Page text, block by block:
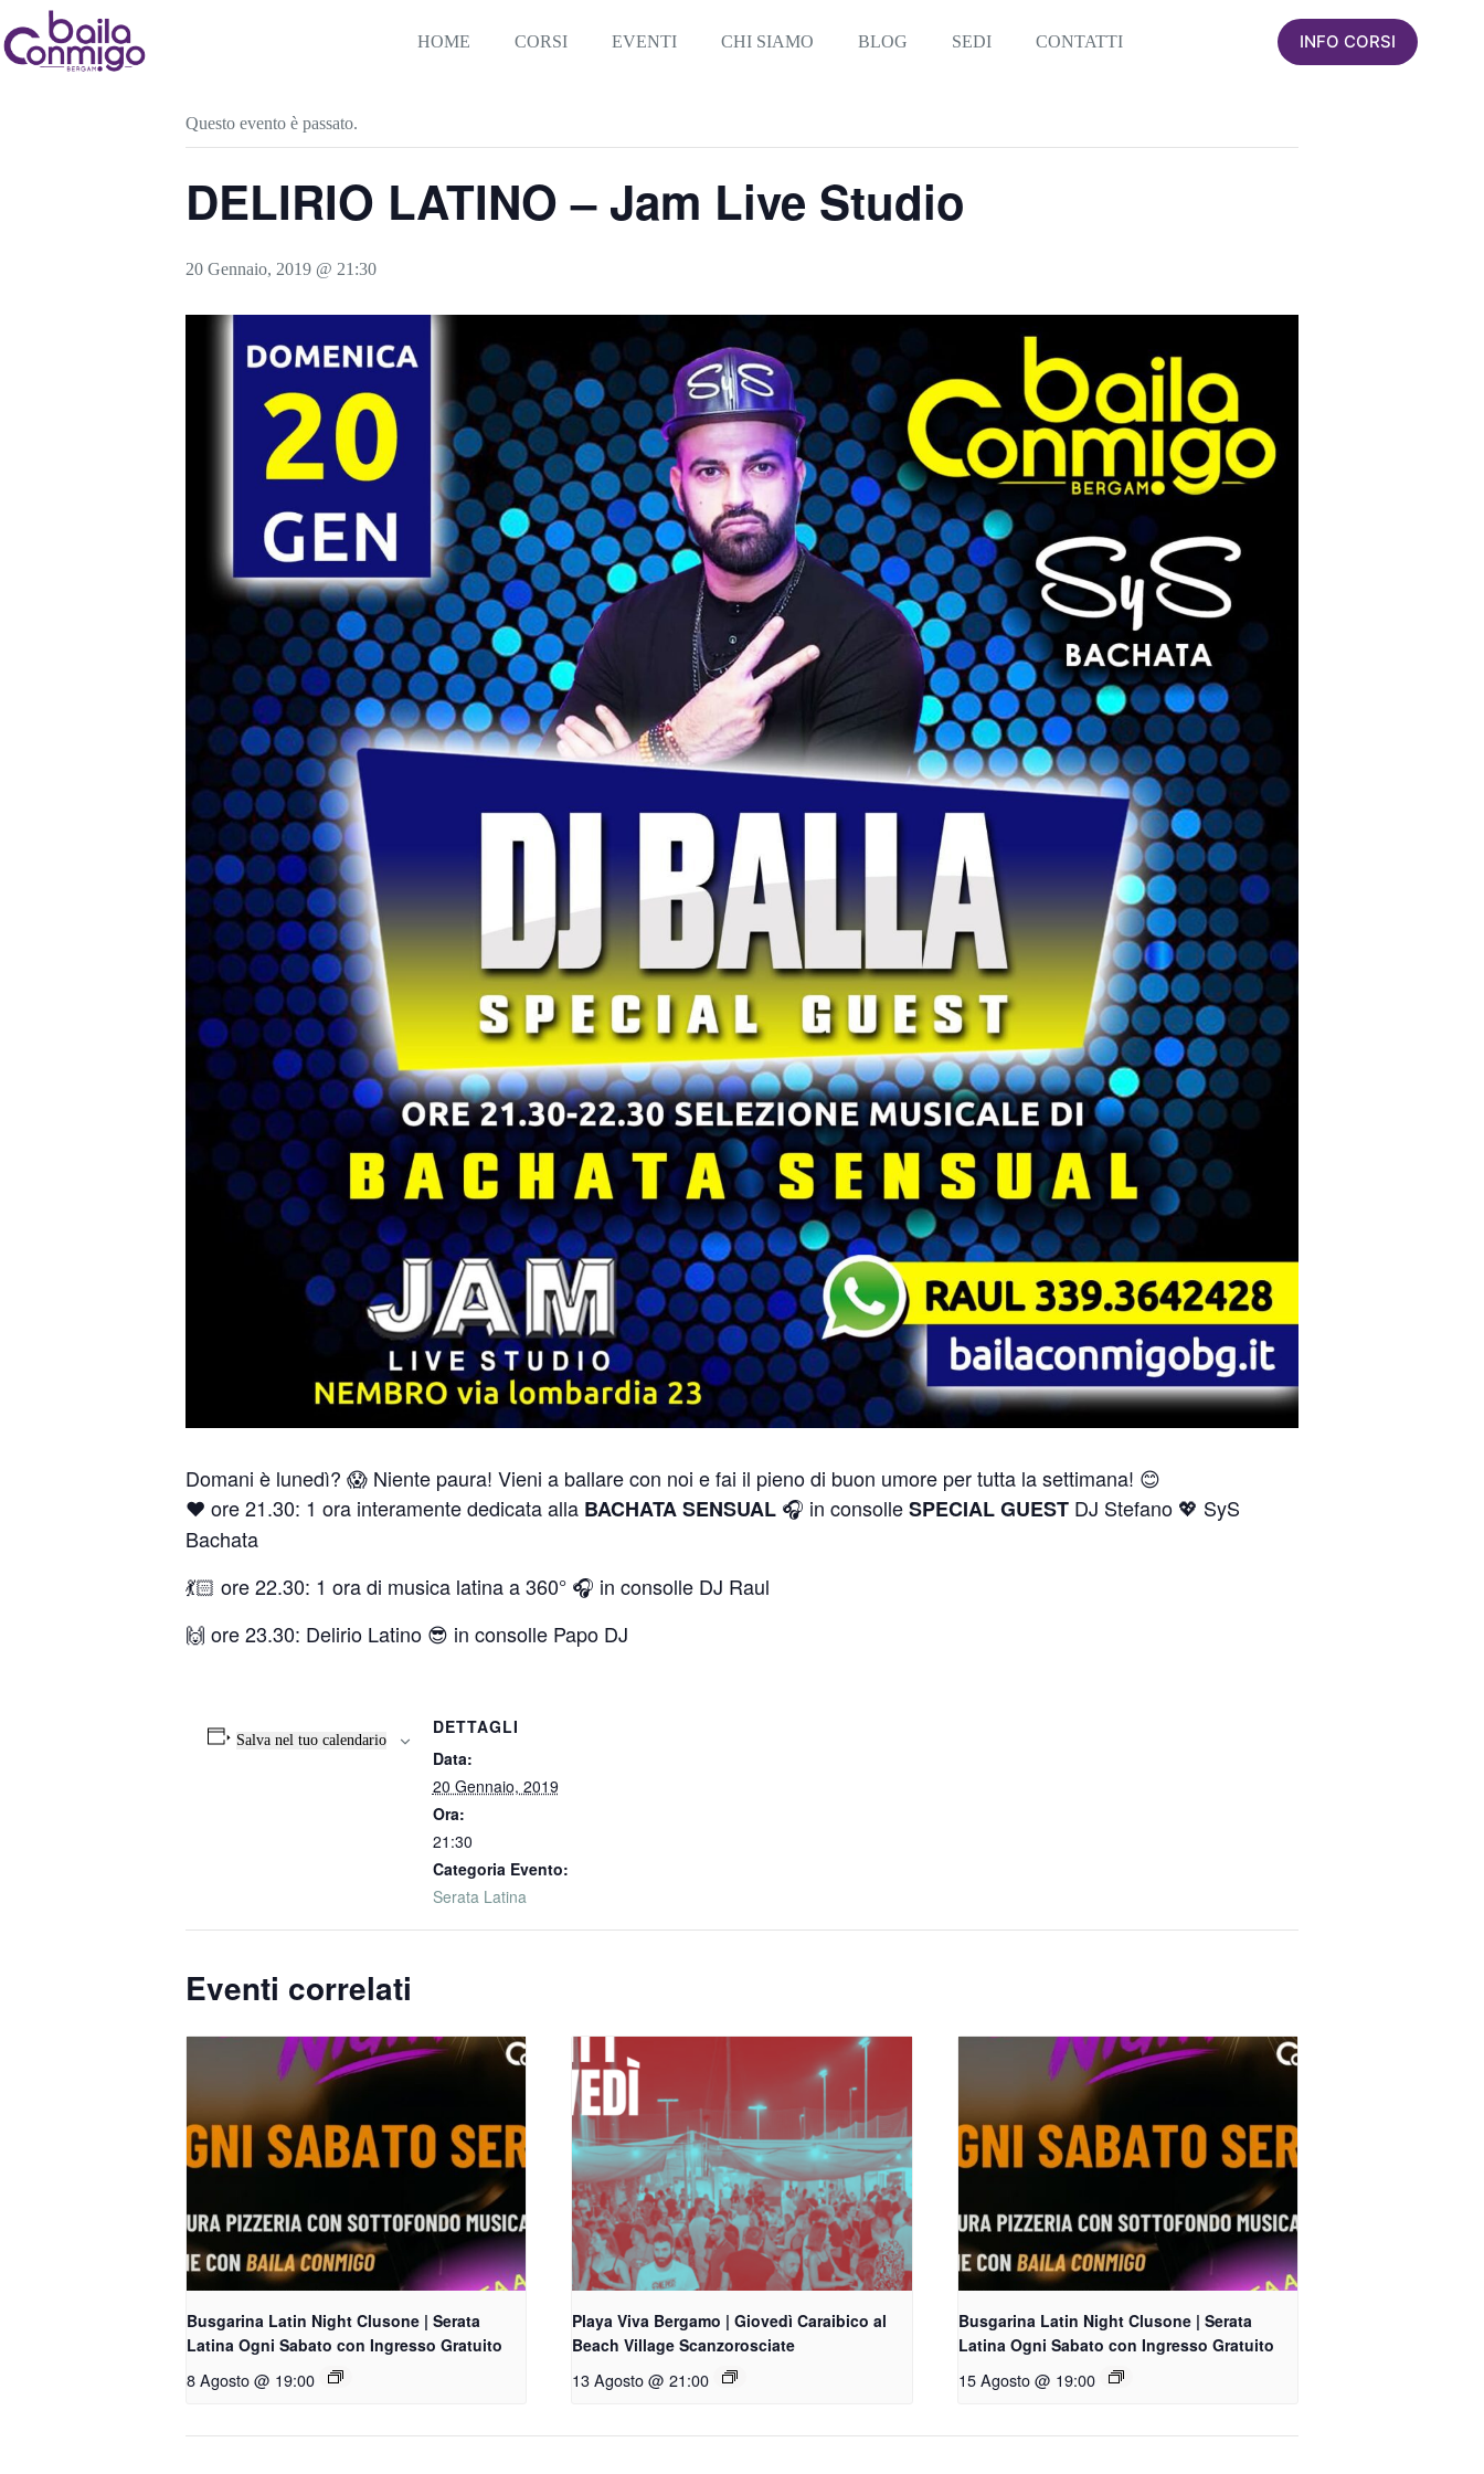
al
contenuto
HOME CORSI EVENTI CHI SIAMO BLOG SEDI CONTATTI INFO CORSI
Questo evento è passato.
DELIRIO LATINO – Jam Live Studio
20 Gennaio, 2019 @ 21:30
Domani è lunedì? 😱 Niente paura! Vieni a ballare con noi e fai il pieno di buon umore per tutta la settimana! 😊
❤️ ore 21.30: 1 ora interamente dedicata alla BACHATASENSUAL 🎧 in consolleSPECIAL GUEST DJ Stefano 💖 SyS
Bachata
💃🏻 ore 22.30: 1 ora di musica latina a 360° 🎧 in consolle DJ Raul
🙌 ore 23.30: Delirio Latino 😎 in consolle Papo DJ
Salva nel tuo calendario
DETTAGLI
Data:
20 Gennaio, 2019
Ora:
21:30
Categoria Evento:
Serata Latina
Eventi correlati
Busgarina Latin Night Clusone | Serata
Latina Ogni Sabato con Ingresso Gratuito
8 Agosto @ 19:00
Playa Viva Bergamo | Giovedì Caraibico al
Beach Village Scanzorosciate
13 Agosto @ 21:00
Busgarina Latin Night Clusone | Serata
Latina Ogni Sabato con Ingresso Gratuito
15 Agosto @ 19:00